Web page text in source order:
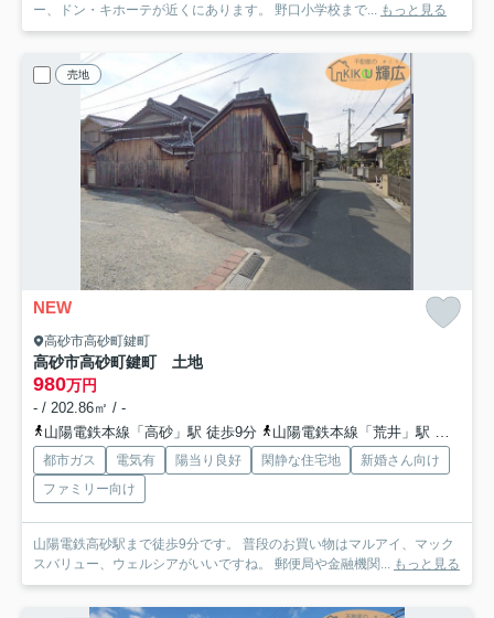
ー、ドン・キホーテが近くにあります。 野口小学校まで... もっと見る
売地
NEW
高砂市高砂町鍵町
高砂市高砂町鍵町 土地
980万円
- / 202.86㎡ / -
山陽電鉄本線「高砂」駅 徒歩9分
山陽電鉄本線「荒井」駅 徒歩15分
都市ガス 電気有 陽当り良好 閑静な住宅地
新婚さん向け
ファミリー向け
山陽電鉄高砂駅まで徒歩9分です。 普段のお買い物はマルアイ、マック
スバリュー、ウェルシアがいいですね。 郵便局や金融機関... もっと見る